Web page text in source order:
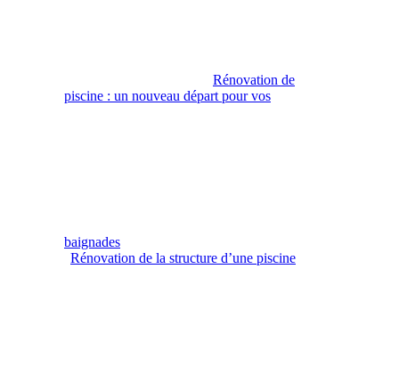
Rénovation de
piscine : un nouveau départ pour vos
baignades
Rénovation de la structure d’une piscine